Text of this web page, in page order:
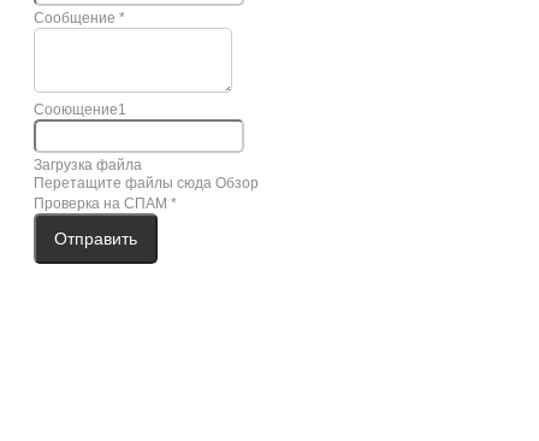
Сообщение *
Сооющение1
Загрузка файла
Перетащите файлы сюда Обзор
Проверка на СПАМ *
Отправить